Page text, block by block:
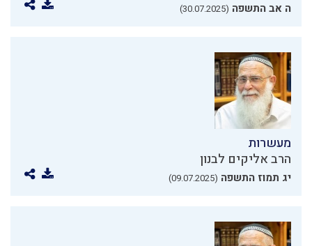
ה אב התשפה (30.07.2025)
מעשרות
הרב אליקים לבנון
יג תמוז התשפה (09.07.2025)